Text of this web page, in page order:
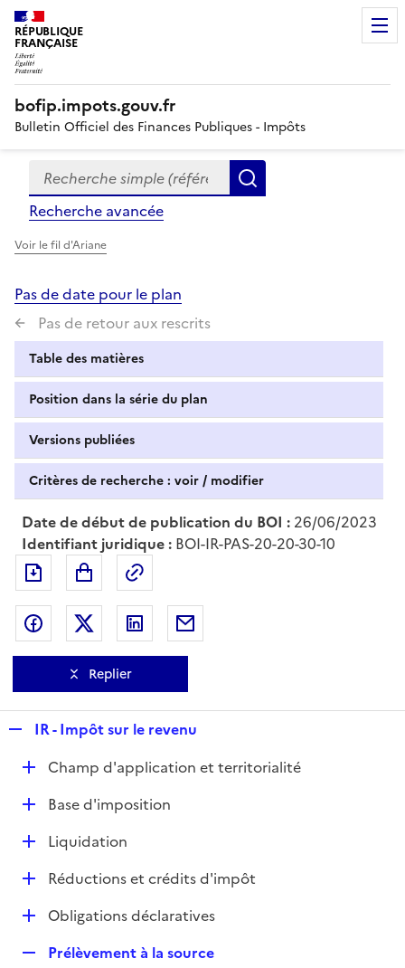
RÉPUBLIQUE
FRANÇAISE
bofip.impots.gouv.fr
Bulletin Officiel des Finances Publiques - Impôts
Formulaire
de
recherche
Recherche simple (références, mots clés, partie du
Recherche avancée
Voir le fil d'Ariane
Pas de date pour le plan
Pas de retour aux rescrits
Table des matières
Position dans la série du plan
Versions publiées
Critères de recherche : voir / modifier
Date de début de publication du BOI : 26/06/2023
Identifiant juridique : BOI-IR-PAS-20-20-30-10
Exporter le document au format pdf
Partager sur Facebook
Partager sur Twitter
Partager sur LinkedIn
Replier
p
l
i
e
IR - Impôt sur le revenu
DChamp d'application et territorialité
DBase d'imposition
DLiquidation
DRéductions et crédits d'impôt
DObligations déclaratives
Prélèvement à la source